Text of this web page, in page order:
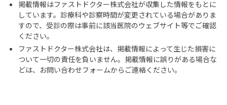
掲載情報はファストドクター株式会社が収集した情報をもとに
しています。診療科や診察時間が変更されている場合がありま
すので、受診の際は事前に該当医院のウェブサイト等でご確認
ください。
ファストドクター株式会社は、掲載情報によって生じた損害に
ついて一切の責任を負いません。掲載情報に誤りがある場合な
どは、お問い合わせフォームからご連絡ください。